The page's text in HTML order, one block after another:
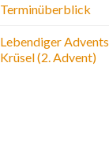
Terminüberblick
Lebendiger
Krüsel (2. Advent)